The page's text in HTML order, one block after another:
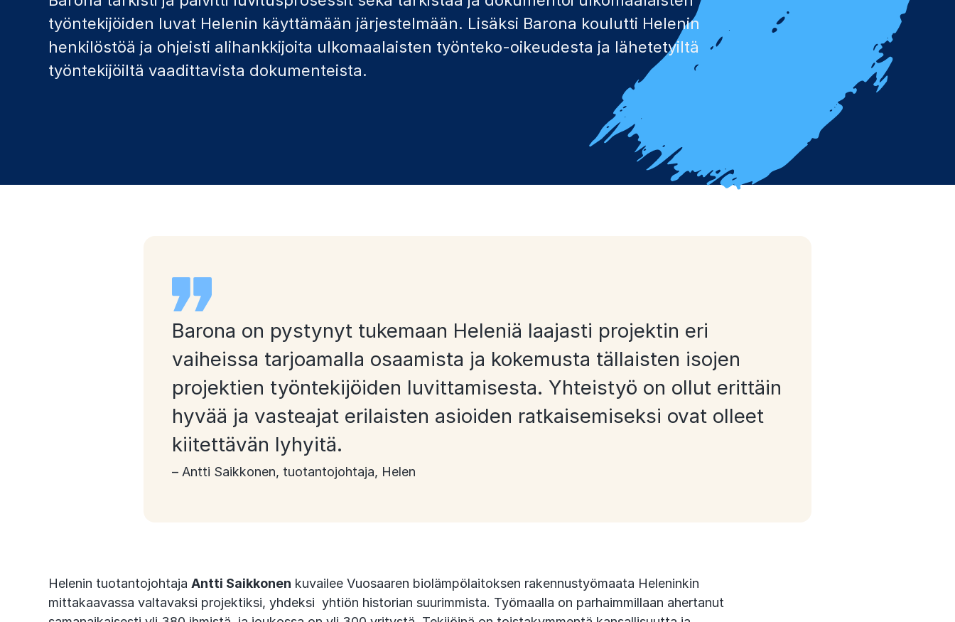
työntekijöiden luvat Helenin käyttämään järjestelmään. Lisäksi Barona koulutti Helenin
henkilöstöä ja ohjeisti alihankkijoita ulkomaalaisten työnteko-oikeudesta ja lähetetyiltä
työntekijöiltä vaadittavista dokumenteista.
Barona on pystynyt tukemaan Heleniä laajasti projektin eri
vaiheissa tarjoamalla osaamista ja kokemusta tällaisten isojen
projektien työntekijöiden luvittamisesta. Yhteistyö on ollut erittäin
hyvää ja vasteajat erilaisten asioiden ratkaisemiseksi ovat olleet
kiitettävän lyhyitä.
– Antti Saikkonen, tuotantojohtaja, Helen
Helenin tuotantojohtaja Antti Saikkonen kuvailee Vuosaaren biolämpölaitoksen rakennustyömaata Heleninkin
mittakaavassa valtavaksi projektiksi, yhdeksi yhtiön historian suurimmista. Työmaalla on parhaimmillaan ahertanut